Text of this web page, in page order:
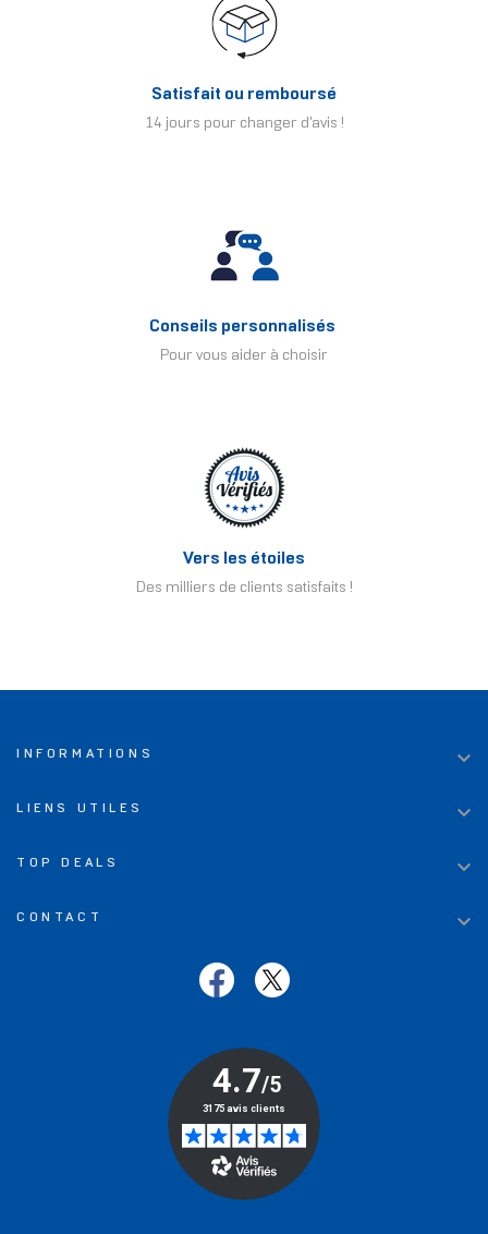
Satisfait ou remboursé
14 jours pour changer d'avis !
Conseils personnalisés
Pour vous aider à choisir
Vers les étoiles
Des milliers de clients satisfaits !
INFORMATIONS 
LIENS UTILES 
TOP DEALS 
CONTACT 